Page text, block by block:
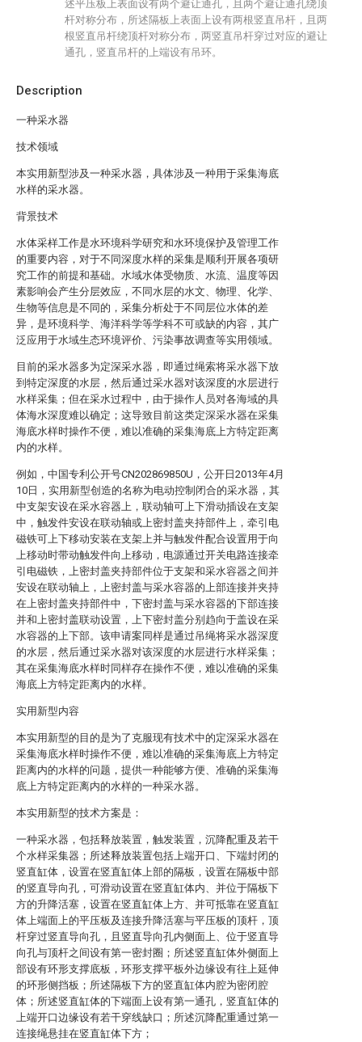
Description
一种采水器
技术领域
本实用新型涉及一种采水器，具体涉及一种用于采集海底
水样的采水器。
背景技术
水体采样工作是水环境科学研究和水环境保护及管理工作
的重要内容，对于不同深度水样的采集是顺利开展各项研
究工作的前提和基础。水域水体受物质、水流、温度等因
素影响会产生分层效应，不同水层的水文、物理、化学、
生物等信息是不同的，采集分析处于不同层位水体的差
异，是环境科学、海洋科学等学科不可或缺的内容，其广
泛应用于水域生态环境评价、污染事故调查等实用领域。
目前的采水器多为定深采水器，即通过绳索将采水器下放
到特定深度的水层，然后通过采水器对该深度的水层进行
水样采集；但在采水过程中，由于操作人员对各海域的具
体海水深度难以确定；这导致目前这类定深采水器在采集
海底水样时操作不便，难以准确的采集海底上方特定距离
内的水样。
例如，中国专利公开号CN202869850U，公开日2013年4月
10日，实用新型创造的名称为电动控制闭合的采水器，其
中支架安设在采水容器上，联动轴可上下滑动插设在支架
中，触发件安设在联动轴或上密封盖夹持部件上，牵引电
磁铁可上下移动安装在支架上并与触发件配合设置用于向
上移动时带动触发件向上移动，电源通过开关电路连接牵
引电磁铁，上密封盖夹持部件位于支架和采水容器之间并
安设在联动轴上，上密封盖与采水容器的上部连接并夹持
在上密封盖夹持部件中，下密封盖与采水容器的下部连接
并和上密封盖联动设置，上下密封盖分别趋向于盖设在采
水容器的上下部。该申请案同样是通过吊绳将采水器深度
的水层，然后通过采水器对该深度的水层进行水样采集；
其在采集海底水样时同样存在操作不便，难以准确的采集
海底上方特定距离内的水样。
实用新型内容
本实用新型的目的是为了克服现有技术中的定深采水器在
采集海底水样时操作不便，难以准确的采集海底上方特定
距离内的水样的问题，提供一种能够方便、准确的采集海
底上方特定距离内的水样的一种采水器。
本实用新型的技术方案是：
一种采水器，包括释放装置，触发装置，沉降配重及若干
个水样采集器；所述释放装置包括上端开口、下端封闭的
竖直缸体，设置在竖直缸体上部的隔板，设置在隔板中部
的竖直导向孔，可滑动设置在竖直缸体内、并位于隔板下
方的升降活塞，设置在竖直缸体上方、并可抵靠在竖直缸
体上端面上的平压板及连接升降活塞与平压板的顶杆，顶
杆穿过竖直导向孔，且竖直导向孔内侧面上、位于竖直导
向孔与顶杆之间设有第一密封圈；所述竖直缸体外侧面上
部设有环形支撑底板，环形支撑平板外边缘设有往上延伸
的环形侧挡板；所述隔板下方的竖直缸体内腔为密闭腔
体；所述竖直缸体的下端面上设有第一通孔，竖直缸体的
上端开口边缘设有若干穿线缺口；所述沉降配重通过第一
连接绳悬挂在竖直缸体下方；
述平压板上表面设有两个避让通孔，且两个避让通孔绕顶
杆对称分布，所述隔板上表面上设有两根竖直吊杆，且两
根竖直吊杆绕顶杆对称分布，两竖直吊杆穿过对应的避让
通孔，竖直吊杆的上端设有吊环。